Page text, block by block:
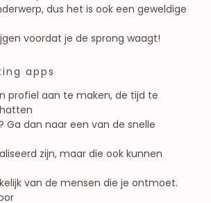
dus het is ook een geweldige
voordat je de sprong waagt!
apps
profiel aan te maken, de tijd te
Ga dan naar een van de snelle
zijn, maar die ook kunnen
van de mensen die je ontmoet.